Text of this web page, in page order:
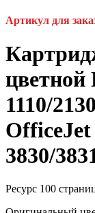
Артикул для
цветной
1110/
OfficeJet
3830/
Ресурс 100